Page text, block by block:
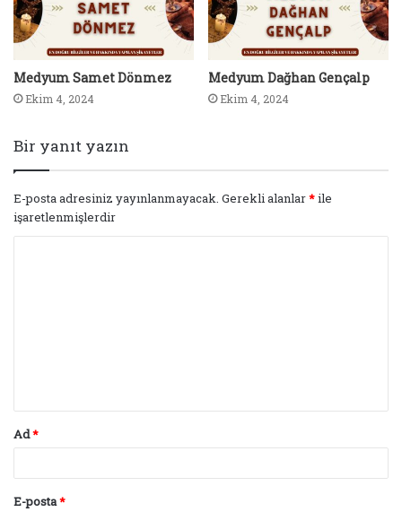
Medyum Samet Dönmez
Ekim 4, 2024
Medyum Dağhan Gençalp
Ekim 4, 2024
Bir yanıt yazın
E-posta adresiniz yayınlanmayacak. Gerekli alanlar*ile
işaretlenmişlerdir
Ad*
E-posta*